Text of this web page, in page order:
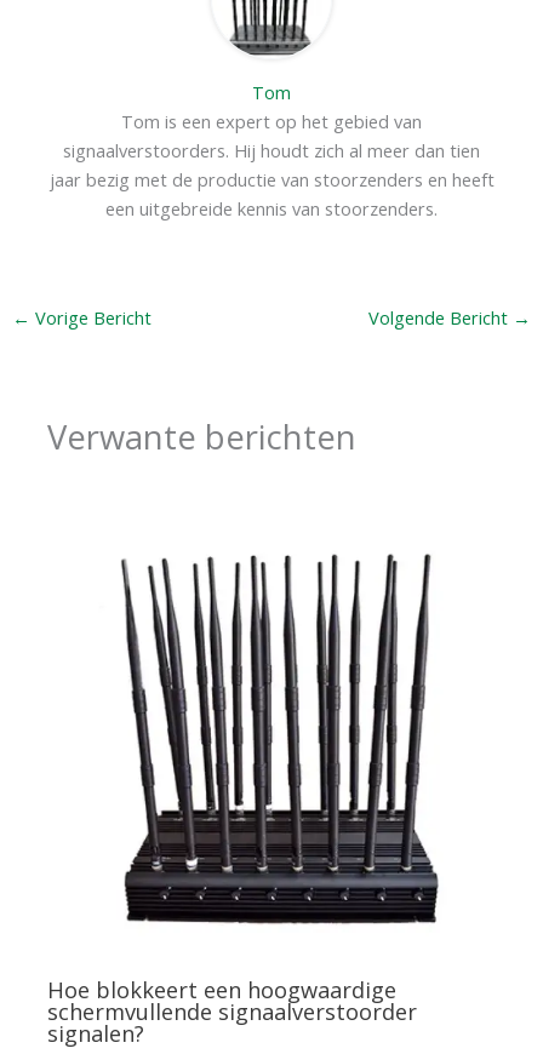
Tom
Tom is een expert op het gebied van
signaalverstoorders. Hij houdt zich al meer dan tien
jaar bezig met de productie van stoorzenders en heeft
een uitgebreide kennis van stoorzenders.
← Vorige Bericht Volgende Bericht →
Verwante berichten
Hoe blokkeert een hoogwaardige
schermvullende signaalverstoorder
signalen?